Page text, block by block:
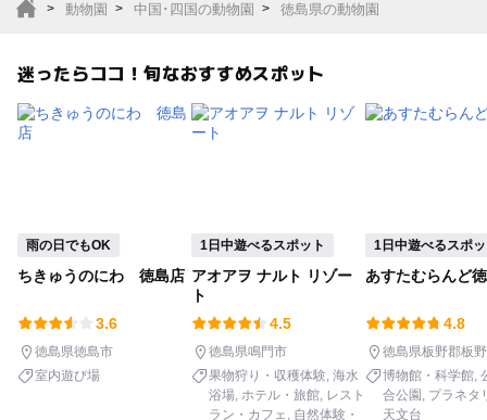
サファリパーク
植物園・フラワーパー
工場見学 体験施設
展望台 美術館
動物園 中国･四国の動物園 徳島県の動物園
迷ったらココ！旬なおすすめスポット
雨の日でもOK
ちきゅうのにわ 徳島店
3.6
徳島県徳島市
室内遊び場
1日中遊べるスポット
アオアヲ ナルト リゾー
ト
4.5
徳島県鳴門市
果物狩り・収穫体験 海水
浴場 ホテル・旅館 レスト
ラン・カフェ
自然体験・
1日中遊べるスポ
あすたむらんど
4.8
徳島県板野郡板
博物館・科学館
合公園
プラネタ
天文台